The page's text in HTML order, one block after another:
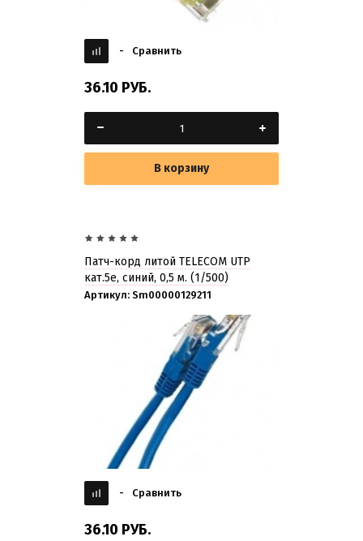
- Сравнить
36.10 РУБ.
В корзину
Патч-корд литой TELECOM UTP
кат.5е, синий, 0,5 м. (1/500)
Артикул: Sm00000129211
- Сравнить
36.10 РУБ.